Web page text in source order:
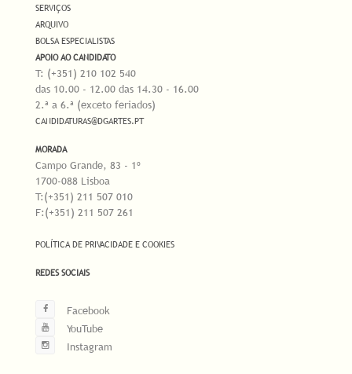
SERVIÇOS
ARQUIVO
BOLSA ESPECIALISTAS
APOIO AO CANDIDATO
T: (+351) 210 102 540
das 10.00 - 12.00 das 14.30 - 16.00
2.ª a 6.ª (exceto feriados)
CANDIDATURAS@DGARTES.PT
MORADA
Campo Grande, 83 - 1º
1700-088 Lisboa
T:(+351) 211 507 010
F:(+351) 211 507 261
POLÍTICA DE PRIVACIDADE E COOKIES
REDES SOCIAIS
Facebook
YouTube
Instagram